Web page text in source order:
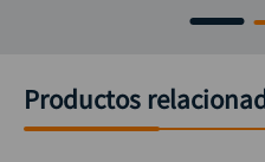
Productos